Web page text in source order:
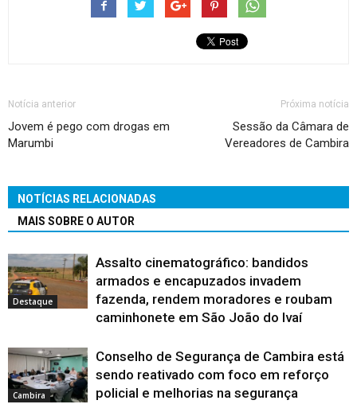
Notícia anterior
Jovem é pego com drogas em
Marumbi
Próxima notícia
Sessão da Câmara de
Vereadores de Cambira
NOTÍCIAS RELACIONADAS
MAIS SOBRE O AUTOR
Destaque
Assalto cinematográfico: bandidos
armados e encapuzados invadem
fazenda, rendem moradores e roubam
caminhonete em São João do Ivaí
Cambira
Conselho de Segurança de Cambira está
sendo reativado com foco em reforço
policial e melhorias na segurança